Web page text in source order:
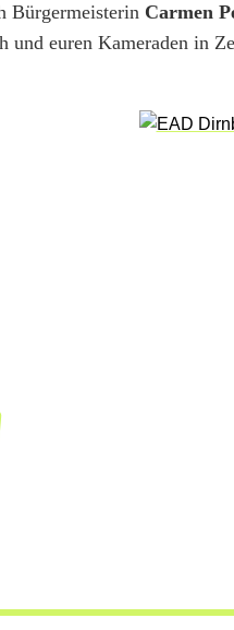
Bürgermeisterin Carmen
und euren Kameraden in